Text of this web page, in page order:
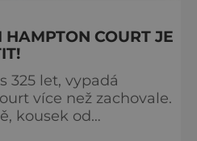
COURT JE
325 let, vypadá
více než zachovale.
kousek od